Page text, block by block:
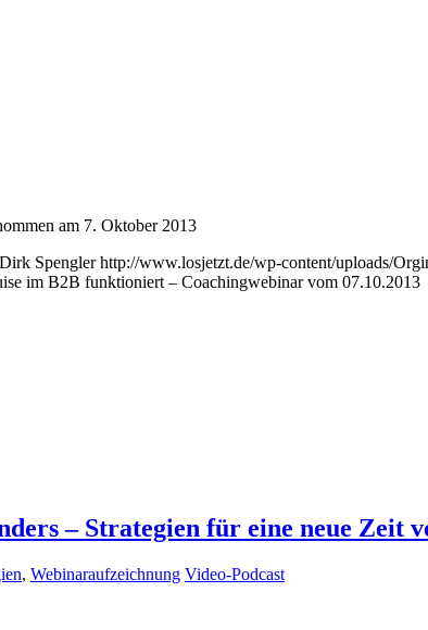
am 7. Oktober 2013
Dirk Spengler http://www.losjetzt.de/wp-content/uploads/
im B2B funktioniert – Coachingwebinar vom 07.10.2013
– Strategien für eine neue Zeit
, Webinaraufzeichnung Video-Podcast